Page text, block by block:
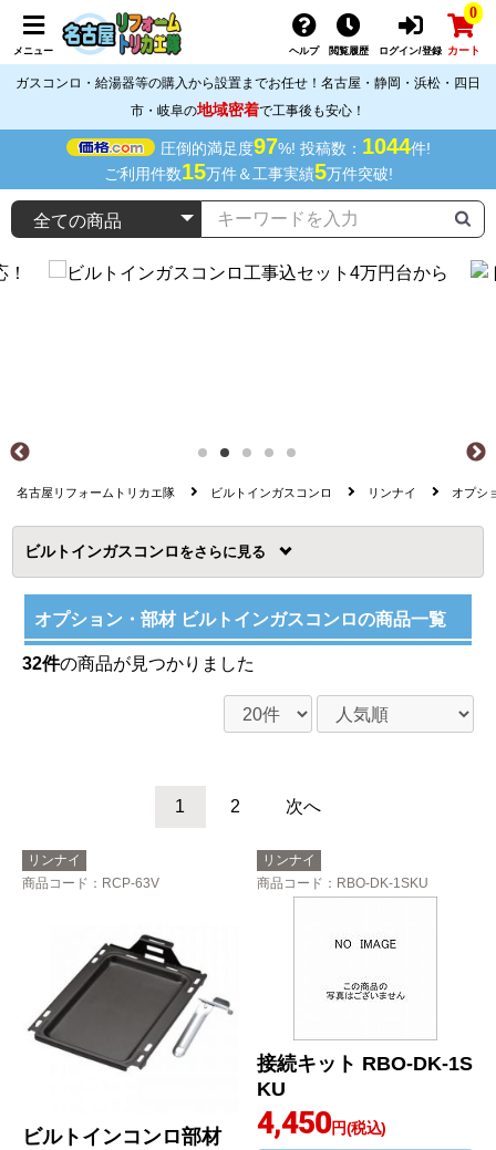
メニュー ヘルプ 閲覧履歴 ログイン/登録
0
カート
ガスコンロ・給湯器等の購入から設置までお任せ！名古屋・静岡・浜松・四日
市・岐阜の地域密着で工事後も安心！
圧倒的満足度97%! 投稿数： 1044件!
ご利用件数15万件＆工事実績5万件突破!
名古屋リフォームトリカエ隊 ビルトインガスコンロ リンナイ オプシ
ビルトインガスコンロ を
オプション・部材 ビルトインガスコンロの商品一覧
32件の商品が見つかりました
1 2 次へ
リンナイ
商品コード ：RCP-63V
ビルトインコンロ部材
リンナイ
商品コード ：RBO-DK-1SKU
接続キット RBO-DK-1S
KU
4,450円(税込)